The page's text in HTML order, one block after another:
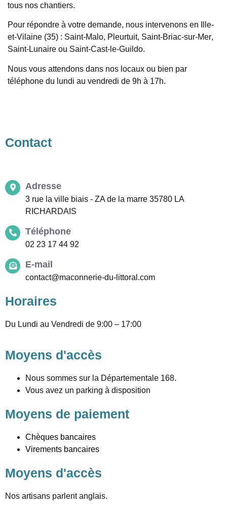
tous nos chantiers.
Pour répondre à votre demande, nous intervenons en
Ille-
et-Vilaine (35) : Saint-Malo, Pleurtuit, Saint-Briac-sur-Mer,
Saint-Lunaire ou Saint-Cast-le-Guildo.
Nous vous attendons dans nos locaux ou bien par
téléphone du lundi au vendredi de 9h à 17h.
Contact
Adresse
3 rue la ville biais - ZA de la marre 35780 LA
RICHARDAIS
Téléphone
02 23 17 44 92
E-mail
contact@maconnerie-du-littoral.com
Horaires
Du Lundi au Vendredi de 9:00 – 17:00
Moyens d'accès
Nous sommes sur la Départementale 168.
Vous avez un parking à disposition
Moyens de paiement
Chèques bancaires
Virements bancaires
Moyens d'accès
Nos artisans parlent anglais.